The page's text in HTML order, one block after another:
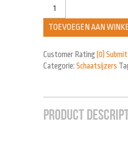
TOEVOEGEN AAN
Customer Rating (0)
Categorie: Schaatsijzers
Product